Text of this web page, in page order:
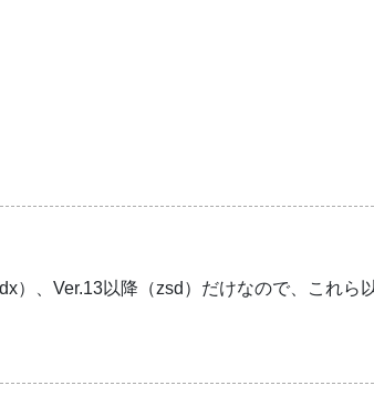
）、Ver.13以降（zsd）だけなので、これら